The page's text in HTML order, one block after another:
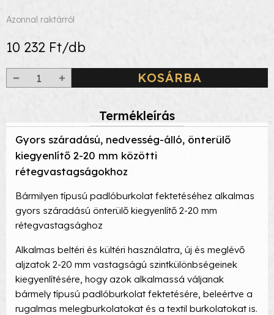
Azonnal raktárról
10 232 Ft/db
KOSÁRBA
Termékleírás
Gyors száradású, nedvesség-álló, önterülő
kiegyenlítő 2-20 mm közötti
rétegvastagságokhoz
Bármilyen típusú padlóburkolat fektetéséhez alkalmas
gyors száradású önterülő kiegyenlítő 2-20 mm
rétegvastagsághoz
Alkalmas beltéri és kültéri használatra, új és meglévő
aljzatok 2-20 mm vastagságú szintkülönbségeinek
kiegyenlítésére, hogy azok alkalmassá váljanak
bármely típusú padlóburkolat fektetésére, beleértve a
rugalmas melegburkolatokat és a textil burkolatokat is.